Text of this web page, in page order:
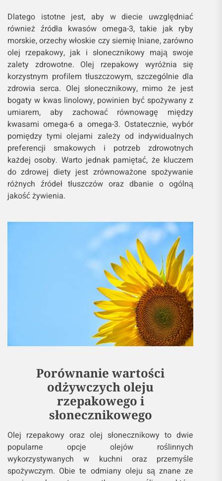
Dlatego istotne jest, aby w diecie uwzględniać
również źródła kwasów omega-3, takie jak ryby
morskie, orzechy włoskie czy siemię lniane, zarówno
olej rzepakowy, jak i słonecznikowy mają swoje
zalety zdrowotne. Olej rzepakowy wyróżnia się
korzystnym profilem tłuszczowym, szczególnie dla
zdrowia serca. Olej słonecznikowy, mimo że jest
bogaty w kwas linolowy, powinien być spożywany z
umiarem, aby zachować równowagę między
kwasami omega-6 a omega-3. Ostatecznie, wybór
pomiędzy tymi olejami zależy od indywidualnych
preferencji smakowych i potrzeb zdrowotnych
każdej osoby. Warto jednak pamiętać, że kluczem
do zdrowej diety jest zrównoważone spożywanie
różnych źródeł tłuszczów oraz dbanie o ogólną
jakość żywienia.
Porównanie wartości
odżywczych oleju
rzepakowego i
słonecznikowego
Olej rzepakowy oraz olej słonecznikowy to dwie
popularne opcje olejów roślinnych
wykorzystywanych w kuchni oraz przemyśle
spożywczym. Obie te odmiany oleju są znane ze